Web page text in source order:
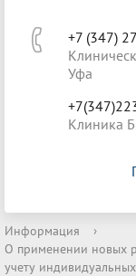
+7 (347)
Уфа
Клиника
Информация
›
О применении новых
учету